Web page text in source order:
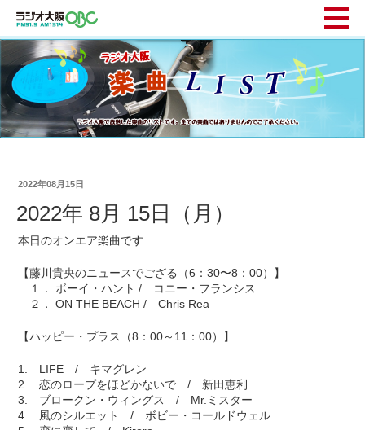
2022年08月15日
2022年 8月 15日（月）
本日のオンエア楽曲です
【藤川貴央のニュースでござる（6：30〜8：00）】
１． ボーイ・ハント / コニー・フランシス
２． ON THE BEACH / Chris Rea
【ハッピー・プラス（8：00～11：00）】
1. LIFE / キマグレン
2. 恋のロープをほどかないで / 新田恵利
3. ブロークン・ウィングス / Mr.ミスター
4. 風のシルエット / ボビー・コールドウェル